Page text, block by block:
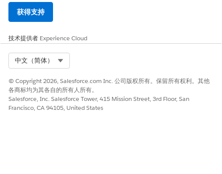
获得支持
技术提供者 Experience Cloud
中文（简体）
© Copyright 2026, Salesforce.com Inc. 公司版权所有。保留所有权利。其他
各商标均为其各自的所有人所有。
Salesforce, Inc. Salesforce Tower, 415 Mission Street, 3rd Floor, San
Francisco, CA 94105, United States